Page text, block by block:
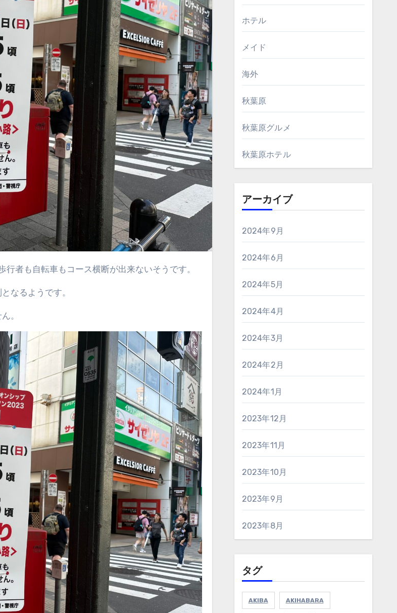
者も自転車もコース横断が出来ないそうです。
なるようです。
。
ホテル
メイド
海外
秋葉原
秋葉原グルメ
秋葉原ホテル
アーカイブ
2024年9月
2024年6月
2024年5月
2024年4月
2024年3月
2024年2月
2024年1月
2023年12月
2023年11月
2023年10月
2023年9月
2023年8月
タグ
AKIBA AKIHABARA